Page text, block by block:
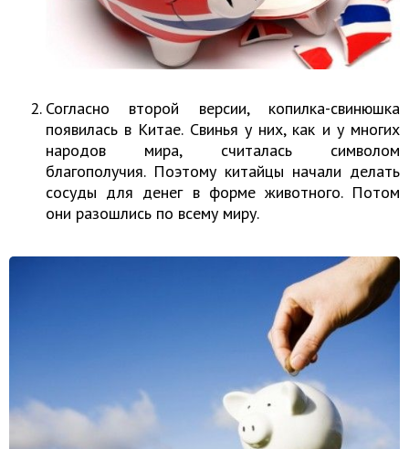
Согласно второй версии, копилка-свинюшка
появилась в Китае. Свинья у них, как и у многих
народов мира, считалась символом
благополучия. Поэтому китайцы начали делать
сосуды для денег в форме животного. Потом
они разошлись по всему миру.